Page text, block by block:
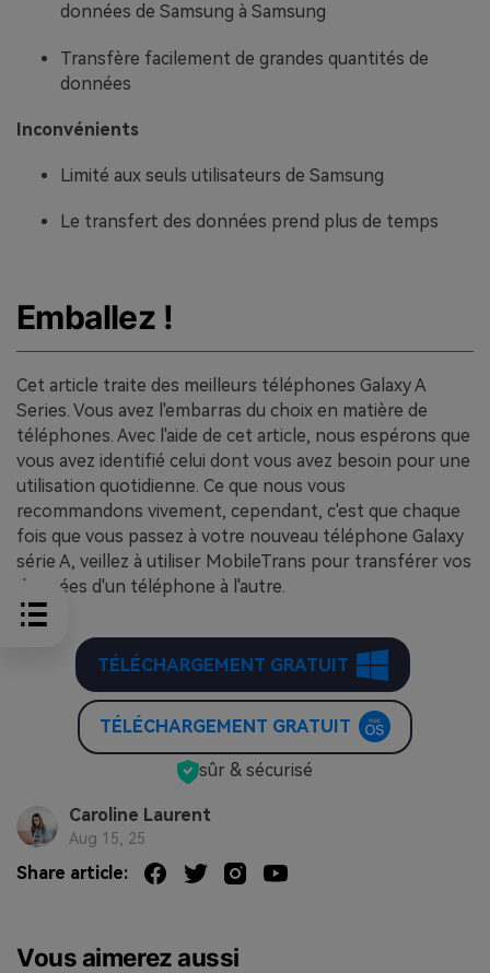
données de Samsung à Samsung
Transfère facilement de grandes quantités de
données
Inconvénients
Limité aux seuls utilisateurs de Samsung
Le transfert des données prend plus de temps
Emballez !
Cet article traite des meilleurs téléphones Galaxy A
Series. Vous avez l'embarras du choix en matière de
téléphones. Avec l'aide de cet article, nous espérons que
vous avez identifié celui dont vous avez besoin pour une
utilisation quotidienne. Ce que nous vous
recommandons vivement, cependant, c'est que chaque
fois que vous passez à votre nouveau téléphone Galaxy
série A, veillez à utiliser MobileTrans pour transférer vos
données d'un téléphone à l'autre.
TÉLÉCHARGEMENT GRATUIT
TÉLÉCHARGEMENT GRATUIT
sûr & sécurisé
Caroline Laurent
Aug 15, 25
Share article:
Vous aimerez aussi